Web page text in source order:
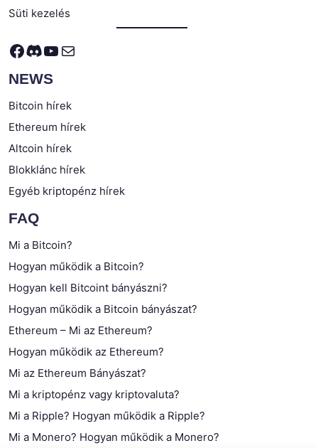
Süti kezelés
Facebook
Discord
YouTube
Mail
NEWS
Bitcoin hírek
Ethereum hírek
Altcoin hírek
Blokklánc hírek
Egyéb kriptopénz hírek
FAQ
Mi a Bitcoin?
Hogyan működik a Bitcoin?
Hogyan kell Bitcoint bányászni?
Hogyan működik a Bitcoin bányászat?
Ethereum – Mi az Ethereum?
Hogyan működik az Ethereum?
Mi az Ethereum Bányászat?
Mi a kriptopénz vagy kriptovaluta?
Mi a Ripple? Hogyan működik a Ripple?
Mi a Monero? Hogyan működik a Monero?